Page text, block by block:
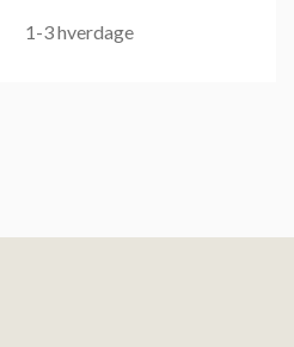
1-3 hverdage